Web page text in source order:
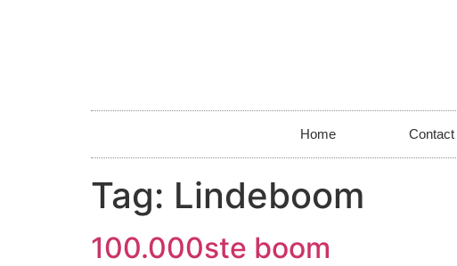
Home Contact
Tag: Lindeboom
100.000ste boom